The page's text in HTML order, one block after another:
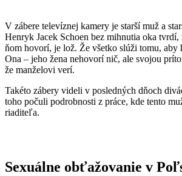
V zábere televíznej kamery je starší muž a
Henryk Jacek Schoen bez mihnutia oka tvrdí,
ňom hovorí, je lož. Že všetko slúži tomu, aby
Ona – jeho žena nehovorí nič, ale svojou
že manželovi verí.
Takéto zábery videli v posledných dňoch
toho počuli podrobnosti z práce, kde tento
riaditeľa.
Sexuálne obťažovanie v